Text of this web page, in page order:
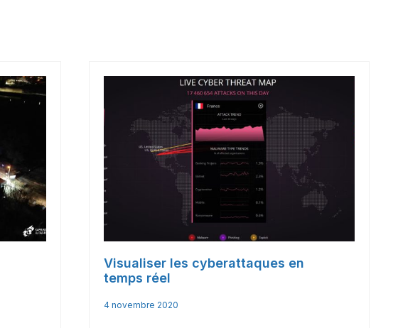
Visualiser les cyberattaques en
temps réel
4 novembre 2020